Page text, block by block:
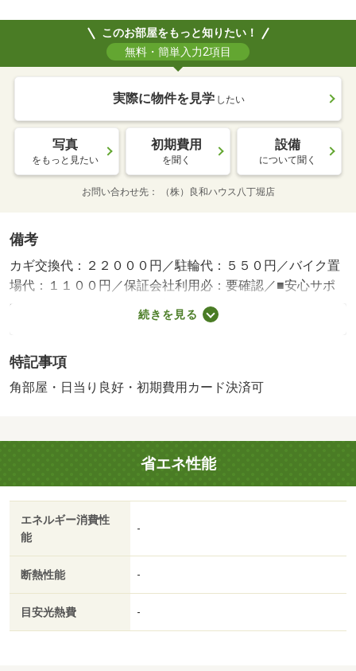
このお部屋をもっと知りたい！
無料・簡単入力2項目
実際に物件を見学 したい
写真
をもっと見たい
初期費用
を聞く
設備
について聞く
お問い合わせ先 （株）良和ハウス八丁堀店
備考
カギ交換代：２２０００円／駐輪代：５５０円／バイク置
場代：１１００円／保証会社利用必：要確認／■安心サポ
ート：１，１００円／月■駐輪シール：４４０円／初回／
バストイレ別／バルコニー／エアコン／クロゼット／フロ
ロック／室内洗濯置／陽当り良好／シューズボックス／角
住戸／温水洗浄便座／脱衣所／エレベーター／洗面所独立
単身者相談／バイク置場／全居室フローリング／２沿線利
用可／駅まで平坦／ネット使用料不要／平坦地／学生相談
／３駅以上利用可／駅徒歩１０分以内／高層階／敷地内ご
み置き場／全居室６畳以上／全居室８畳以上／都市ガス／
ＢＳ／年内入居可／年度内入居可／初期費用カード決済可
／通風良好／広島パルコ新館（ショッピングセンター）ま
／セブンイレブン広島昭和町店（コンビニ）まで７４ｍ／
メディコ２１広島店（ドラッグストア）まで４２４ｍ／私
立広島三育学院小学校（小学校）まで３４４ｍ／医療法人
続きを見る
特記事項
角部屋・日当り良好・初期費用カード決済可
省エネ性能
エネルギー消費性
能
-
断熱性能 -
目安光熱費 -